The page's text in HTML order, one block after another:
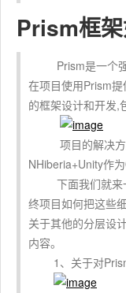
Prism框
Prism是一个强
在项目使用Prism
的框架设计和开发,
项目的解决方案
NHiberia+Unity作
下面我们就来一
终项目如何把这些
关于其他的分层设
内容。
1、关于对